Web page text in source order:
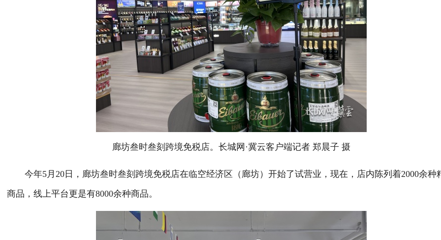
廊坊叁时叁刻跨境免税店。长城网·冀云客户端记者 郑晨子 摄
今年5月20日，廊坊叁时叁刻跨境免税店在临空经济区（廊坊）开始了试营业，现在，店内陈列着2000余种
商品，线上平台更是有8000余种商品。